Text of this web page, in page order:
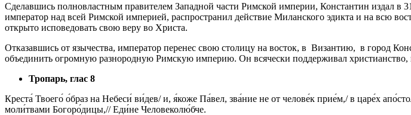
Сделавшись полновластным правителем Западной части Римской империи, Константин издал в
император над всей Римской империей, распространил действие Миланского эдикта и на всю
открыто исповедовать свою веру во Христа.
Отказавшись от язычества, император перенес свою столицу на восток, в Византию, в город
объединить огромную разнородную Римскую империю. Он всячески поддерживал христианство,
Тропарь, глас 8
Кpеста́ Твоего́ о́бpаз на Небеси́ ви́дев/ и, я́коже Па́вел, зва́ние не от челове́к пpие́м,/ в цаpе́х
моли́твами Богоpо́дицы,// Еди́не Человеколю́бче.